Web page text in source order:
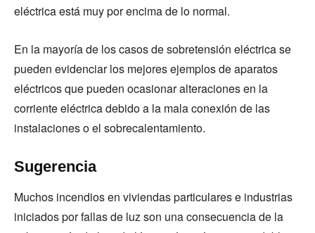
eléctrica está muy por encima de lo normal.
En la mayoría de los casos de sobretensión eléctrica se
pueden evidenciar los mejores ejemplos de aparatos
eléctricos que pueden ocasionar alteraciones en la
corriente eléctrica debido a la mala conexión de las
instalaciones o el sobrecalentamiento.
Sugerencia
Muchos incendios en viviendas particulares e industrias
iniciados por fallas de luz son una consecuencia de la